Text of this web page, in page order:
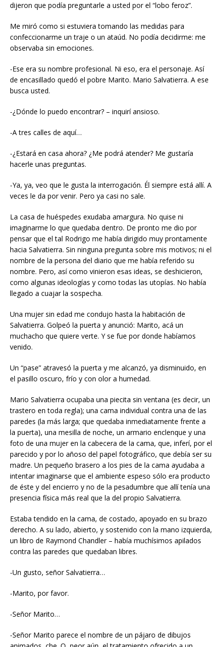
dijeron que podía preguntarle a usted por el “lobo feroz”.
Me miró como si estuviera tomando las medidas para
confeccionarme un traje o un ataúd. No podía decidirme: me
observaba sin emociones.
-Ese era su nombre profesional. Ni eso, era el personaje. Así
de encasillado quedó el pobre Marito. Mario Salvatierra. A ese
busca usted.
-¿Dónde lo puedo encontrar? – inquirí ansioso.
-A tres calles de aquí…
-¿Estará en casa ahora? ¿Me podrá atender? Me gustaría
hacerle unas preguntas.
-Ya, ya, veo que le gusta la interrogación. Él siempre está allí. A
veces le da por venir. Pero ya casi no sale.
La casa de huéspedes exudaba amargura. No quise ni
imaginarme lo que quedaba dentro. De pronto me dio por
pensar que el tal Rodrigo me había dirigido muy prontamente
hacia Salvatierra. Sin ninguna pregunta sobre mis motivos; ni el
nombre de la persona del diario que me había referido su
nombre. Pero, así como vinieron esas ideas, se deshicieron,
como algunas ideologías y como todas las utopías. No había
llegado a cuajar la sospecha.
Una mujer sin edad me condujo hasta la habitación de
Salvatierra. Golpeó la puerta y anunció: Marito, acá un
muchacho que quiere verte. Y se fue por donde habíamos
venido.
Un “pase” atravesó la puerta y me alcanzó, ya disminuido, en
el pasillo oscuro, frío y con olor a humedad.
Mario Salvatierra ocupaba una piecita sin ventana (es decir, un
trastero en toda regla); una cama individual contra una de las
paredes (la más larga; que quedaba inmediatamente frente a
la puerta), una mesilla de noche, un armario enclenque y una
foto de una mujer en la cabecera de la cama, que, inferí, por el
parecido y por lo añoso del papel fotográfico, que debía ser su
madre. Un pequeño brasero a los pies de la cama ayudaba a
intentar imaginarse que el ambiente espeso sólo era producto
de éste y del encierro y no de la pesadumbre que allí tenía una
presencia física más real que la del propio Salvatierra.
Estaba tendido en la cama, de costado, apoyado en su brazo
derecho. A su lado, abierto, y sostenido con la mano izquierda,
un libro de Raymond Chandler – había muchísimos apilados
contra las paredes que quedaban libres.
-Un gusto, señor Salvatierra…
-Marito, por favor.
-Señor Marito…
-Señor Marito parece el nombre de un pájaro de dibujos